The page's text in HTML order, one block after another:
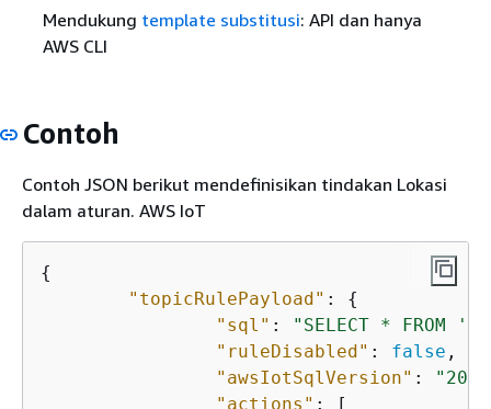
Mendukung template substitusi: API dan hanya
AWS CLI
Contoh
Contoh JSON berikut mendefinisikan tindakan Lokasi
dalam aturan. AWS IoT
{
"topicRulePayload" : {
"sql" :
"SELECT * FROM
"ruleDisabled" : false ,
"awsIotSqlVersion" :
"actions" : [